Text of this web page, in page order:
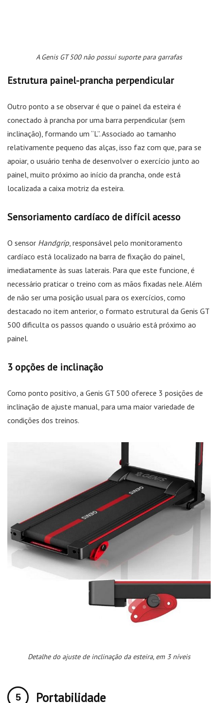
A Genis GT 500 não possui suporte para garrafas
Estrutura painel-prancha perpendicular
Outro ponto a se observar é que o painel da esteira é
conectado à prancha por uma barra perpendicular (sem
inclinação), formando um “L”. Associado ao tamanho
relativamente pequeno das alças, isso faz com que, para se
apoiar, o usuário tenha de desenvolver o exercício junto ao
painel, muito próximo ao início da prancha, onde está
localizada a caixa motriz da esteira.
Sensoriamento cardíaco de difícil acesso
O sensor Handgrip, responsável pelo monitoramento
cardíaco está localizado na barra de fixação do painel,
imediatamente às suas laterais. Para que este funcione, é
necessário praticar o treino com as mãos fixadas nele. Além
de não ser uma posição usual para os exercícios, como
destacado no item anterior, o formato estrutural da Genis GT
500 dificulta os passos quando o usuário está próximo ao
painel.
3 opções de inclinação
Como ponto positivo, a Genis GT 500 oferece 3 posições de
inclinação de ajuste manual, para uma maior variedade de
condições dos treinos.
Detalhe do ajuste de inclinação da esteira, em 3 níveis
Portabilidade